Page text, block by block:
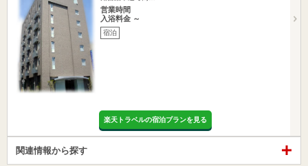
営業時間
入浴料金 ～
宿泊
楽天トラベルの宿泊プランを見る
関連情報から探す